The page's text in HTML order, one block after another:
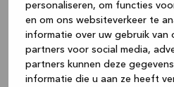
personaliseren, om functies
en om ons websiteverkeer te
informatie over uw gebruik van
partners voor social media,
partners kunnen deze
informatie die u aan ze heeft